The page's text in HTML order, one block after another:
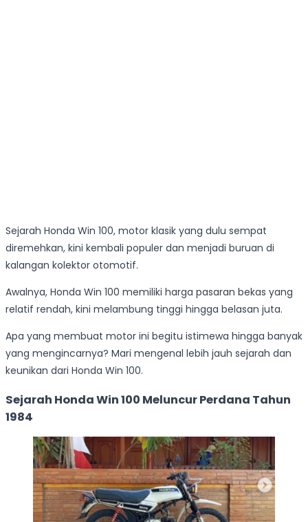
Sejarah Honda Win 100, motor klasik yang dulu sempat
diremehkan, kini kembali populer dan menjadi buruan di
kalangan kolektor otomotif.
Awalnya, Honda Win 100 memiliki harga pasaran bekas yang
relatif rendah, kini melambung tinggi hingga belasan juta.
Apa yang membuat motor ini begitu istimewa hingga banyak
yang mengincarnya? Mari mengenal lebih jauh sejarah dan
keunikan dari Honda Win 100.
Sejarah Honda Win 100 Meluncur Perdana Tahun
1984